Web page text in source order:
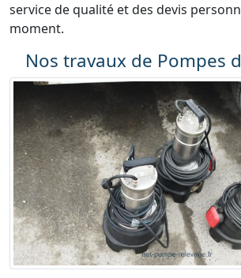
service de qualité et des devis
moment.
Nos travaux de Pompes